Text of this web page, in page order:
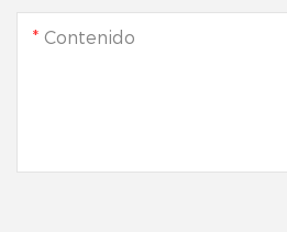
Contenido